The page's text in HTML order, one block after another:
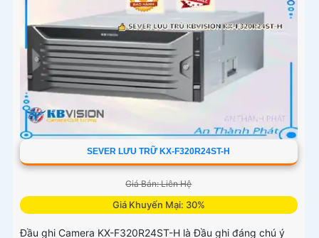
SEVER LƯU TRỮ KX-F320R24ST-H
Giá Bán: Liên Hệ
Giá Khuyến Mại: 30%
Đầu ghi Camera KX-F320R24ST-H là Đầu ghi đáng chú ý